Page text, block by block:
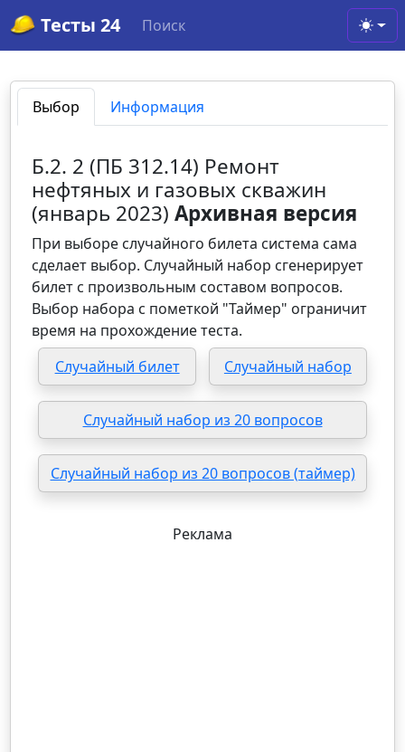
Тесты 24 Поиск
Выбор Информация
Б.2. 2 (ПБ 312.14) Ремонт
нефтяных и газовых скважин
(январь 2023)Архивная версия
При выборе случайного билета система сама
сделает выбор. Случайный набор сгенерирует
билет с произвольным составом вопросов.
Выбор набора с пометкой "Таймер" ограничит
время на прохождение теста.
Случайный билет
Случайный набор
Случайный набор из 20 вопросов
Случайный набор из 20 вопросов (таймер)
Реклама